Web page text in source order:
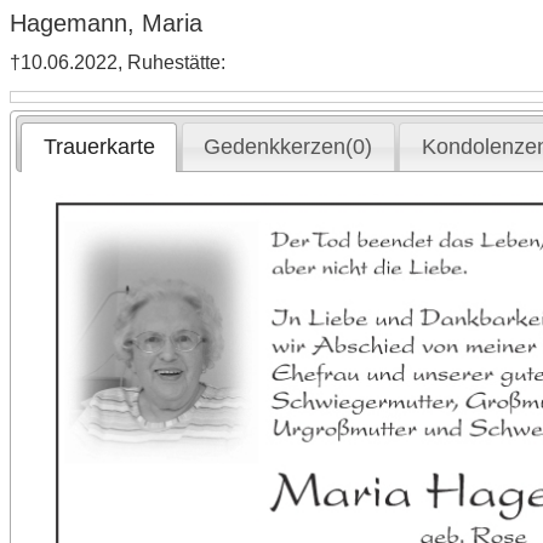
Hagemann, Maria
†10.06.2022, Ruhestätte:
Trauerkarte Gedenkkerzen(0)